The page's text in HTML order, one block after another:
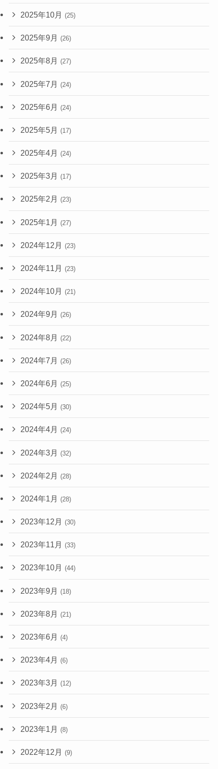
2025年10月 (25)
2025年9月 (26)
2025年8月 (27)
2025年7月 (24)
2025年6月 (24)
2025年5月 (17)
2025年4月 (24)
2025年3月 (17)
2025年2月 (23)
2025年1月 (27)
2024年12月 (23)
2024年11月 (23)
2024年10月 (21)
2024年9月 (26)
2024年8月 (22)
2024年7月 (26)
2024年6月 (25)
2024年5月 (30)
2024年4月 (24)
2024年3月 (32)
2024年2月 (28)
2024年1月 (28)
2023年12月 (30)
2023年11月 (33)
2023年10月 (44)
2023年9月 (18)
2023年8月 (21)
2023年6月 (4)
2023年4月 (6)
2023年3月 (12)
2023年2月 (6)
2023年1月 (8)
2022年12月 (9)